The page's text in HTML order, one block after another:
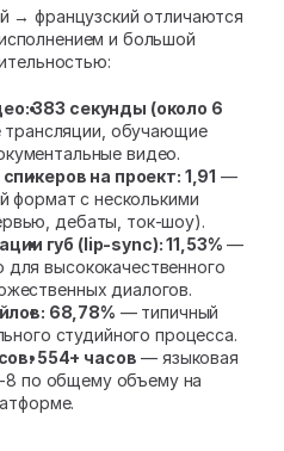
→ французский отличаются
и большой
383 секунды (около 6
обучающие
видео.
на проект: 1,91 —
формат с несколькими
дебаты, ток-шоу).
губ (lip-sync): 11,53% —
для высококачественного
диалогов.
68,78% — типичный
студийного процесса.
554+ часов — языковая
8 по общему объему на